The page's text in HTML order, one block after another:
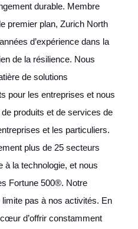
durable. Membre
premier plan, Zurich North
d’expérience dans la
de la résilience. Nous
de solutions
pour les entreprises et nous
produits et de services de
et les particuliers.
plus de 25 secteurs
à la technologie, et nous
Fortune 500®. Notre
pas à nos activités. En
d’offrir constamment